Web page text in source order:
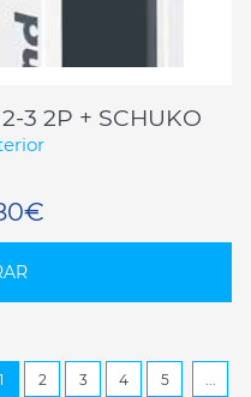
3 2P + SCHUKO
1 2 3 4 5